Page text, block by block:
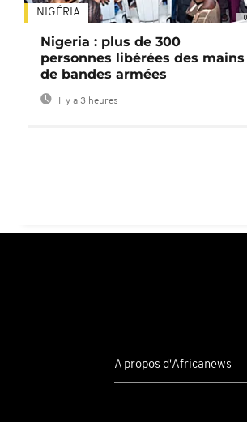
NIGÉRIA
Nigeria : plus de 300
personnes libérées des mains
de bandes armées
Il y a 3 heures
A propos d'Africanews